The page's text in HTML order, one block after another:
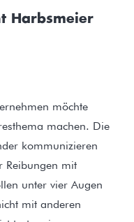
Harbsmeier
möchte
machen. Die
kommunizieren
Reibungen mit
unter vier Augen
mit anderen